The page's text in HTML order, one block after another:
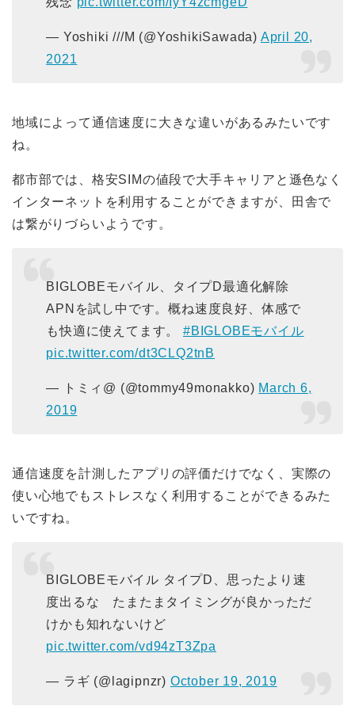
— Yoshiki ///M (@YoshikiSawada) April 20,
2021
地域によって通信速度に大きな違いがあるみたいです
ね。
都市部では、格安SIMの値段で大手キャリアと遜色なく
インターネットを利用することができますが、田舎で
は繋がりづらいようです。
BIGLOBEモバイル、タイプD最適化解除
APNを試し中です。概ね速度良好、体感で
も快適に使えてます。 #BIGLOBEモバイル
pic.twitter.com/dt3CLQ2tnB
— トミィ@ (@tommy49monakko) March 6,
2019
通信速度を計測したアプリの評価だけでなく、実際の
使い心地でもストレスなく利用することができるみた
いですね。
BIGLOBEモバイル タイプD、思ったより速
度出るな たまたまタイミングが良かっただ
けかも知れないけど
pic.twitter.com/vd94zT3Zpa
— ラギ (@lagipnzr) October 19, 2019